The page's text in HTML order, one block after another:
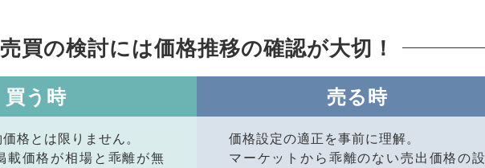
売買の検討には価格推移の確認が大切！
買う時
格とは限りません。
載価格が相場と乖離が無
売る時
価格設定の適正を事前に理解。
マーケットから乖離のない売出価格の設